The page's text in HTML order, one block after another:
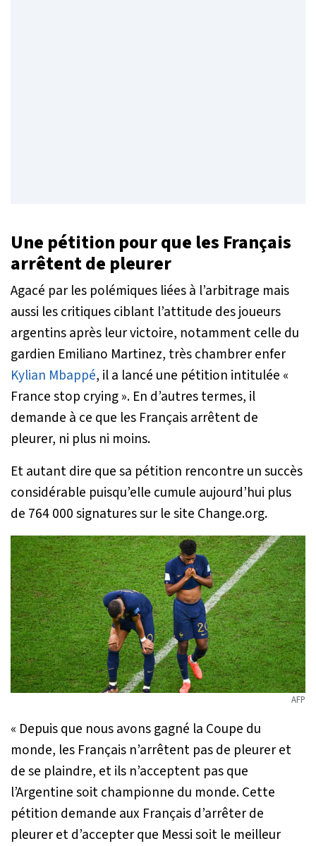
Une pétition pour que les Français
arrêtent de pleurer
Agacé par les polémiques liées à l’arbitrage mais
aussi les critiques ciblant l’attitude des joueurs
argentins après leur victoire, notamment celle du
gardien Emiliano Martinez, très chambrer enfer
Kylian Mbappé, il a lancé une pétition intitulée «
France stop crying ». En d’autres termes, il
demande à ce que les Français arrêtent de
pleurer, ni plus ni moins.
Et autant dire que sa pétition rencontre un succès
considérable puisqu’elle cumule aujourd’hui plus
de 764 000 signatures sur le site Change.org.
AFP
« Depuis que nous avons gagné la Coupe du
monde, les Français n’arrêtent pas de pleurer et
de se plaindre, et ils n’acceptent pas que
l’Argentine soit championne du monde. Cette
pétition demande aux Français d’arrêter de
pleurer et d’accepter que Messi soit le meilleur